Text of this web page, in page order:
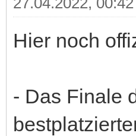
Hier noch
- Das Finale